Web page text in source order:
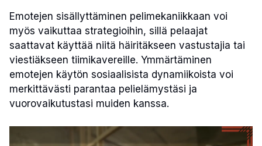
Emotejen sisällyttäminen pelimekaniikkaan voi
myös vaikuttaa strategioihin, sillä pelaajat
saattavat käyttää niitä häiritäkseen vastustajia tai
viestiäkseen tiimikavereille. Ymmärtäminen
emotejen käytön sosiaalisista dynamiikoista voi
merkittävästi parantaa pelielämystäsi ja
vuorovaikutustasi muiden kanssa.